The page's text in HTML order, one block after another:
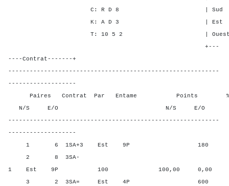
C: R D 8 | Sud - -
K: A D 3 | Est 3 1
T: 10 5 2 | Ouest 3 1
+---
----Contrat-------+
-----------------------------------------------------------
-------------------
Paires Contrat Par Entame Points %
N/S E/O N/S E/O N/
-----------------------------------------------------------
-------------------
1 6 1SA+3 Est 9P 180
2 8 3SA-
1 Est 9P 100 100,00 0,00
3 2 3SA= Est 4P 600